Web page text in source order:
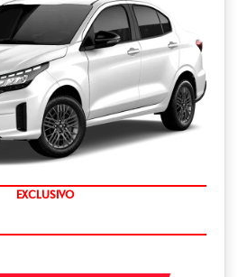
COMPLETO
EXCLUSIVO